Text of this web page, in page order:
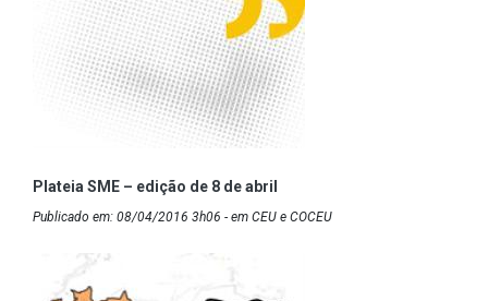
Plateia SME – edição de 8 de abril
Publicado em: 08/04/2016 3h06 - em CEU e COCEU